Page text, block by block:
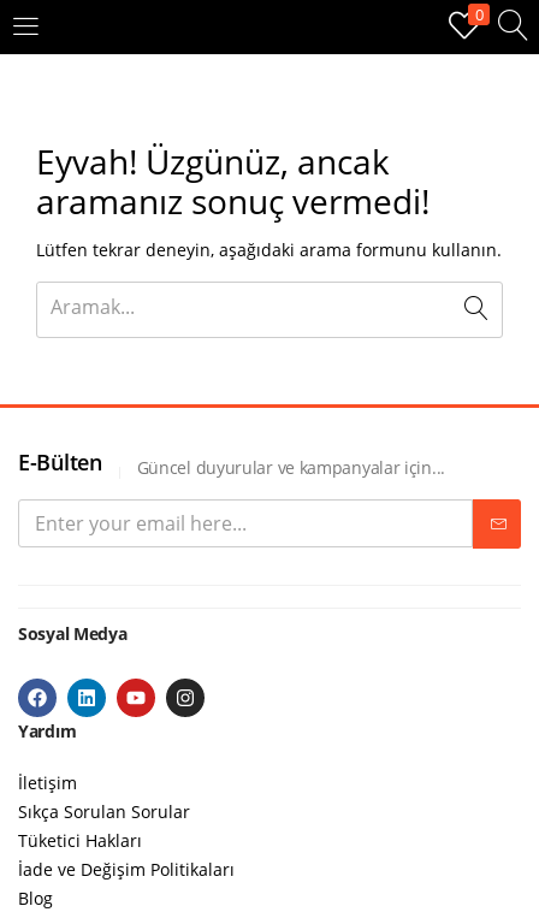
0
KAYIT OL
Giriş yapmak için kullanıcı adınızı ve şifrenizi girin.
Oturum Aç
Şifremi unuttum?
Veya ile giriş yapın
Eyvah! Üzgünüz, ancak
aramanız sonuç vermedi!
Lütfen tekrar deneyin, aşağıdaki arama formunu kullanın.
E-Bülten Güncel duyurular ve kampanyalar için...
Sosyal Medya
Yardım
İletişim
Sıkça Sorulan Sorular
Tüketici Hakları
İade ve Değişim Politikaları
Blog